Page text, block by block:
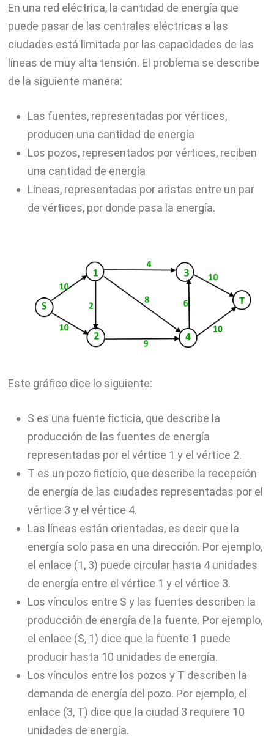
En una red eléctrica, la cantidad de energía que
puede pasar de las centrales eléctricas a las
ciudades está limitada por las capacidades de las
líneas de muy alta tensión. El problema se describe
de la siguiente manera:
Las fuentes, representadas por vértices,
producen una cantidad de energía
Los pozos, representados por vértices, reciben
una cantidad de energía
Líneas, representadas por aristas entre un par
de vértices, por donde pasa la energía.
Este gráfico dice lo siguiente:
S es una fuente ficticia, que describe la
producción de las fuentes de energía
representadas por el vértice 1 y el vértice 2.
T es un pozo ficticio, que describe la recepción
de energía de las ciudades representadas por el
vértice 3 y el vértice 4.
Las líneas están orientadas, es decir que la
energía solo pasa en una dirección. Por ejemplo,
el enlace (1, 3) puede circular hasta 4 unidades
de energía entre el vértice 1 y el vértice 3.
Los vínculos entre S y las fuentes describen la
producción de energía de la fuente. Por ejemplo,
el enlace (S, 1) dice que la fuente 1 puede
producir hasta 10 unidades de energía.
Los vínculos entre los pozos y T describen la
demanda de energía del pozo. Por ejemplo, el
enlace (3, T) dice que la ciudad 3 requiere 10
unidades de energía.